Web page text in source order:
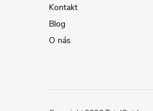
Kontakt
Blog
O nás